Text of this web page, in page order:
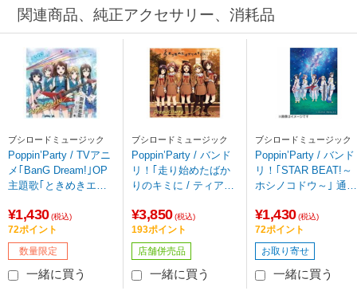
関連商品、純正アクセサリー、消耗品
ブシロードミュージック
Poppin’Party / TVアニ
メ｢BanG Dream!｣OP
主題歌｢ときめきエク
【sof001】
¥1,430 (税込)
72ポイント
数量限定
一緒に買う
ブシロードミュージック
Poppin’Party / バンド
リ！｢走り始めたばか
りのキミに / ティアド
産限定盤 CD 【sof00
1】
¥3,850 (税込)
193ポイント
店舗併売品
一緒に買う
ブシロードミュージック
Poppin’Party / バンド
リ！｢STAR BEAT!～
ホシノコドウ～｣ 通常
¥1,430 (税込)
72ポイント
お取り寄せ
一緒に買う